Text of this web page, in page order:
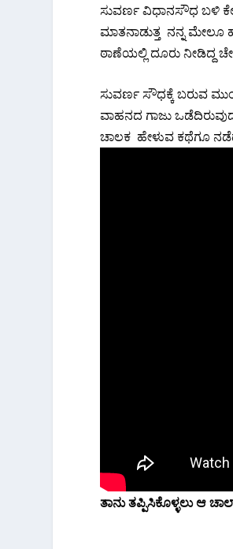
ಸುವರ್ಣ ವಿಧಾನಸೌಧ ಬಳಿ ಕೆಲ
ಮಾತನಾಡುತ್ತ ನನ್ನ ಮೇಲೂ
ಠಾಣೆಯಲ್ಲಿ ದೂರು ನೀಡಿದ್ದ
ಸುವರ್ಣ ಸೌಧಕ್ಕೆ ಬರುವ
ವಾಹನದ ಗಾಜು
ಚಾಲಕ ಹೇಳುವ ಕಥೆಗೂ
ತಾನು ತಪ್ಪಿಸಿಕೊಳ್ಳಲು ಆ